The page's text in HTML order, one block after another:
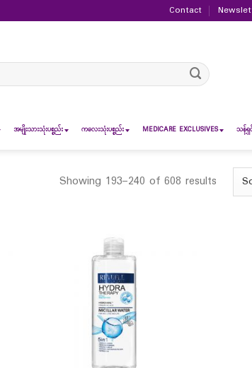
Contact
အမျိုးသားသုံးပစ္စည်း ကလေးသုံးပစ္စည်း MEDICARE EXCLUSIVES သန့်ရှ
Showing 193–240 of 608 results